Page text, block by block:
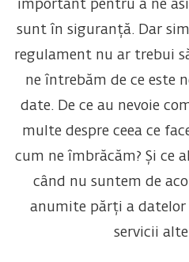
important pentru a ne
sunt în siguranță. Dar
regulament nu ar trebui
ne întrebăm de ce este
date. De ce au nevoie
multe despre ceea ce
cum ne îmbrăcăm? Și ce
când nu suntem de
anumite părți a datelor
servicii